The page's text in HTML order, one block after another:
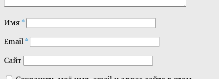
Имя*
Email*
Сайт